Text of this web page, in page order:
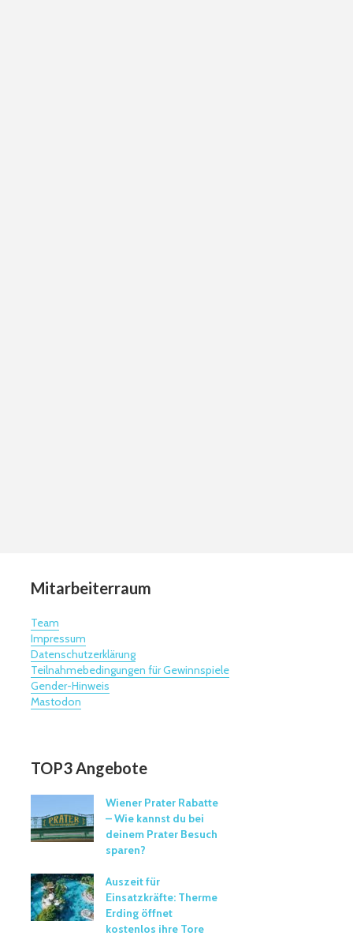
Mitarbeiterraum
Team
Impressum
Datenschutzerklärung
Teilnahmebedingungen für Gewinnspiele
Gender-Hinweis
Mastodon
TOP3 Angebote
Wiener Prater Rabatte
– Wie kannst du bei
deinem Prater Besuch
sparen?
Auszeit für
Einsatzkräfte: Therme
Erding öffnet
kostenlos ihre Tore